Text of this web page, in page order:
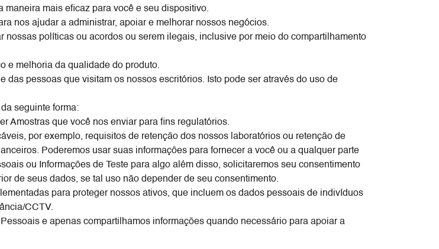
maneira mais eficaz para você e seu dispositivo.
nos ajudar a administrar, apoiar e melhorar nossos negócios.
nossas políticas ou acordos ou serem ilegais, inclusive por meio do compartilhamento
e melhoria da qualidade do produto.
pessoas que visitam os nossos escritórios. Isto pode ser através do uso de
seguinte forma:
Amostras que você nos enviar para fins regulatórios.
por exemplo, requisitos de retenção dos nossos laboratórios ou retenção de
Poderemos usar suas informações para fornecer a você ou a qualquer parte
ou Informações de Teste para algo além disso, solicitaremos seu consentimento
de seus dados, se tal uso não depender de seu consentimento.
para proteger nossos ativos, que incluem os dados pessoais de indivíduos
CCTV.
e apenas compartilhamos informações quando necessário para apoiar a